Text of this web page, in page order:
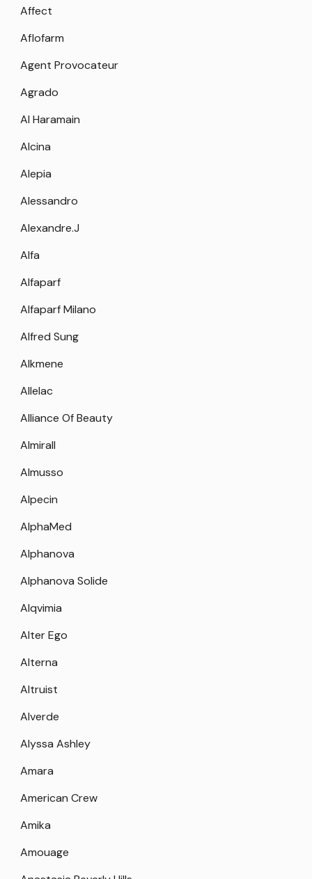
Affect
Aflofarm
Agent Provocateur
Agrado
Al Haramain
Alcina
Alepia
Alessandro
Alexandre.J
Alfa
Alfaparf
Alfaparf Milano
Alfred Sung
Alkmene
Allelac
Alliance Of Beauty
Almirall
Almusso
Alpecin
AlphaMed
Alphanova
Alphanova Solide
Alqvimia
Alter Ego
Alterna
Altruist
Alverde
Alyssa Ashley
Amara
American Crew
Amika
Amouage